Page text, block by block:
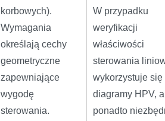
korbowych).
Wymagania
określają cechy
geometryczne
zapewniające
wygodę
sterowania.
W przypadku
weryfikacji
właściwości
sterowania
wykorzystuje się
diagramy HPV, a
ponadto